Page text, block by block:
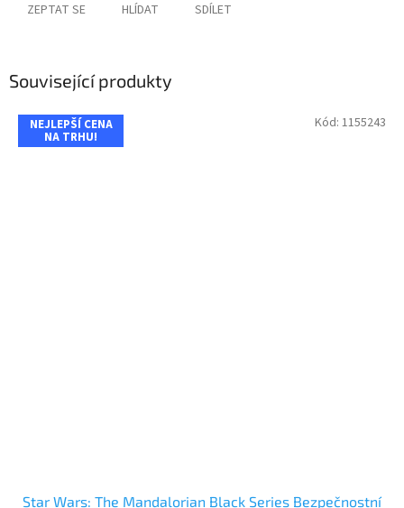
ZEPTAT SE HLÍDAT SDÍLET
Související produkty
NEJLEPŠÍ CENA
NA TRHU!
Star Wars: The Mandalorian Black Series Bezpečnostní
Kód: 1155243